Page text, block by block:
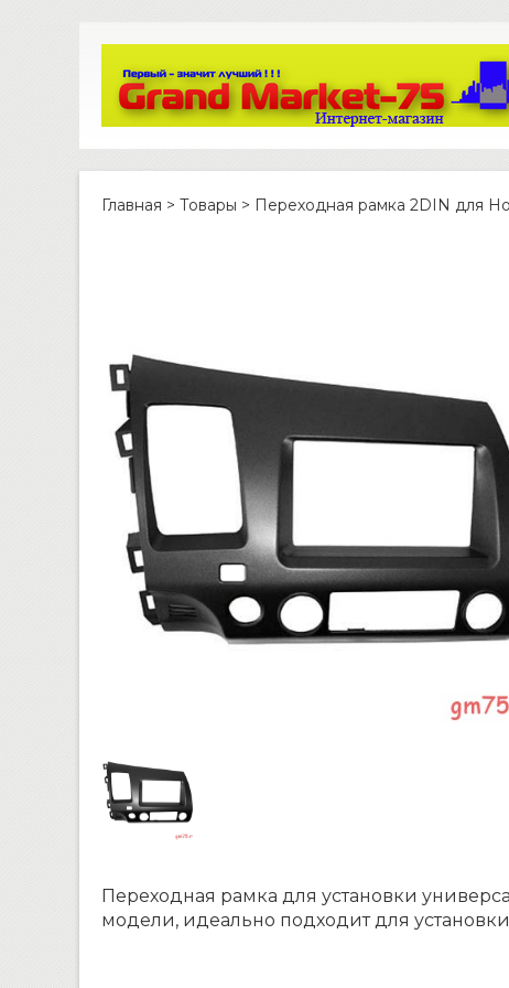
Главная > Товары > Переходная рамка 2DIN для
Переходная рамка для установки
модели, идеально подходит для